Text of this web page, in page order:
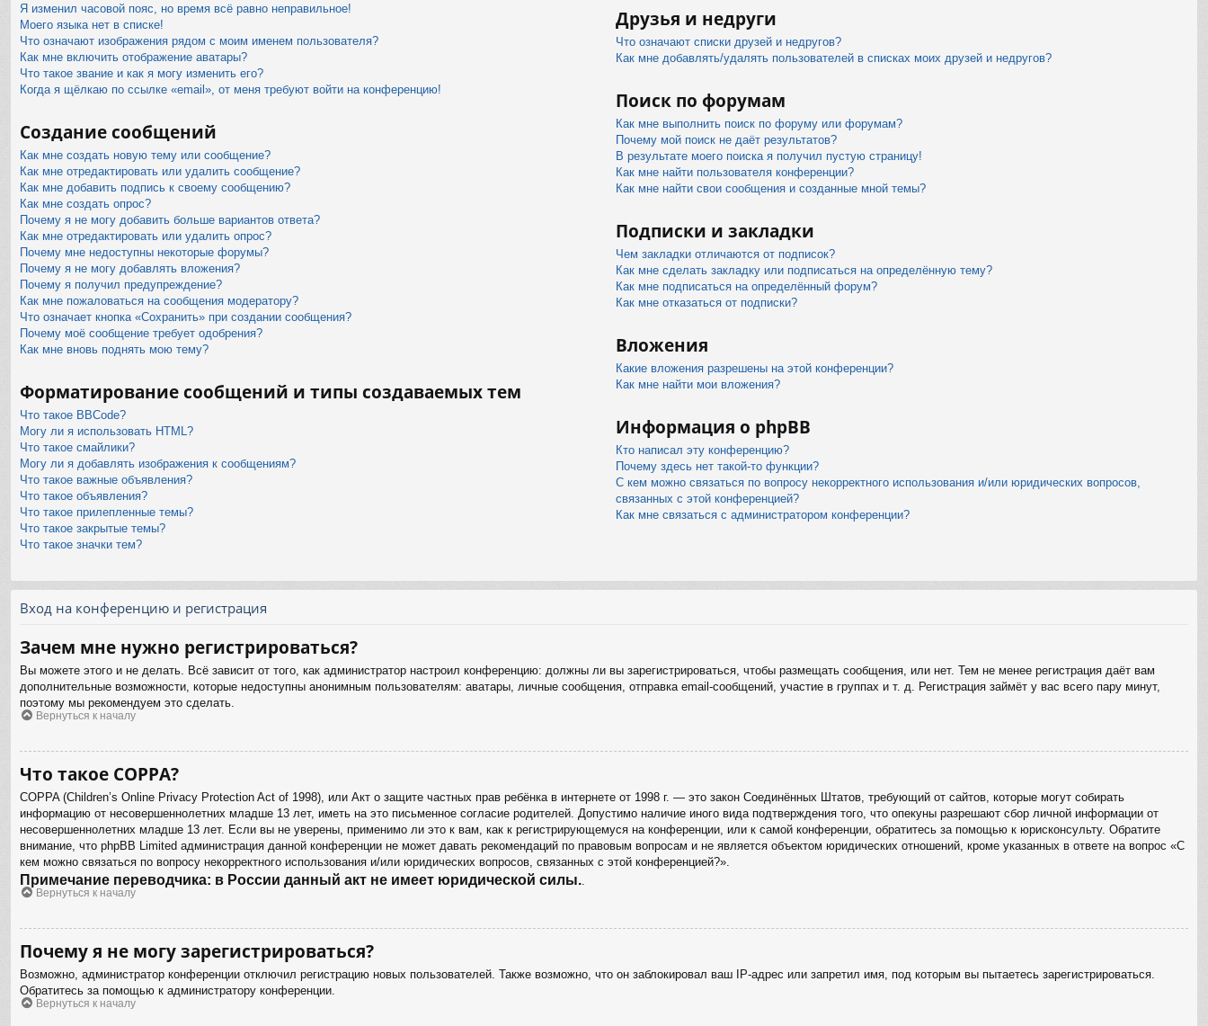
Я изменил часовой пояс, но время всё равно неправильное!
Моего языка нет в списке!
Что означают изображения рядом с моим именем пользователя?
Как мне включить отображение аватары?
Что такое звание и как я могу изменить его?
Когда я щёлкаю по ссылке «email», от меня требуют войти на конференцию!
Создание сообщений
Как мне создать новую тему или сообщение?
Как мне отредактировать или удалить сообщение?
Как мне добавить подпись к своему сообщению?
Как мне создать опрос?
Почему я не могу добавить больше вариантов ответа?
Как мне отредактировать или удалить опрос?
Почему мне недоступны некоторые форумы?
Почему я не могу добавлять вложения?
Почему я получил предупреждение?
Как мне пожаловаться на сообщения модератору?
Что означает кнопка «Сохранить» при создании сообщения?
Почему моё сообщение требует одобрения?
Как мне вновь поднять мою тему?
Форматирование сообщений и типы создаваемых тем
Что такое BBCode?
Могу ли я использовать HTML?
Что такое смайлики?
Могу ли я добавлять изображения к сообщениям?
Что такое важные объявления?
Что такое объявления?
Что такое прилепленные темы?
Что такое закрытые темы?
Что такое значки тем?
Друзья и недруги
Что означают списки друзей и недругов?
Как мне добавлять/удалять пользователей в списках моих друзей и недругов?
Поиск по форумам
Как мне выполнить поиск по форуму или форумам?
Почему мой поиск не даёт результатов?
В результате моего поиска я получил пустую страницу!
Как мне найти пользователя конференции?
Как мне найти свои сообщения и созданные мной темы?
Подписки и закладки
Чем закладки отличаются от подписок?
Как мне сделать закладку или подписаться на определённую тему?
Как мне подписаться на определённый форум?
Как мне отказаться от подписки?
Вложения
Какие вложения разрешены на этой конференции?
Как мне найти мои вложения?
Информация о phpBB
Кто написал эту конференцию?
Почему здесь нет такой-то функции?
С кем можно связаться по вопросу некорректного использования и/или юридических вопросов,
связанных с этой конференцией?
Как мне связаться с администратором конференции?
Вход на конференцию и регистрация
Зачем мне нужно регистрироваться?
Вы можете этого и не делать. Всё зависит от того, как администратор настроил конференцию: должны ли вы зарегистрироваться, чтобы размещать сообщения, или нет. Тем не менее регистрация даёт вам
дополнительные возможности, которые недоступны анонимным пользователям: аватары, личные сообщения, отправка email-сообщений, участие в группах и т. д. Регистрация займёт у вас всего пару минут,
поэтому мы рекомендуем это сделать.
Вернуться к началу
Что такое COPPA?
COPPA (Children’s Online Privacy Protection Act of 1998), или Акт о защите частных прав ребёнка в интернете от 1998 г. — это закон Соединённых Штатов, требующий от сайтов, которые могут собирать
информацию от несовершеннолетних младше 13 лет, иметь на это письменное согласие родителей. Допустимо наличие иного вида подтверждения того, что опекуны разрешают сбор личной информации от
несовершеннолетних младше 13 лет. Если вы не уверены, применимо ли это к вам, как к регистрирующемуся на конференции, или к самой конференции, обратитесь за помощью к юрисконсульту. Обратите
внимание, что phpBB Limited администрация данной конференции не может давать рекомендаций по правовым вопросам и не является объектом юридических отношений, кроме указанных в ответе на вопрос «С
кем можно связаться по вопросу некорректного использования и/или юридических вопросов, связанных с этой конференцией?».
Примечание переводчика: в России данный акт не имеет юридической силы.
Вернуться к началу
Почему я не могу зарегистрироваться?
Возможно, администратор конференции отключил регистрацию новых пользователей. Также возможно, что он заблокировал ваш IP-адрес или запретил имя, под которым вы пытаетесь зарегистрироваться.
Обратитесь за помощью к администратору конференции.
Вернуться к началу